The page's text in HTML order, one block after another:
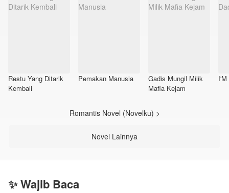
Restu Yang Ditarik
Kembali
Pemakan Manusia
Gadis Mungil Milik
Mafia Kejam
I'M
Romantis Novel (Novelku) >
Novel Lainnya
✨ Wajib Baca